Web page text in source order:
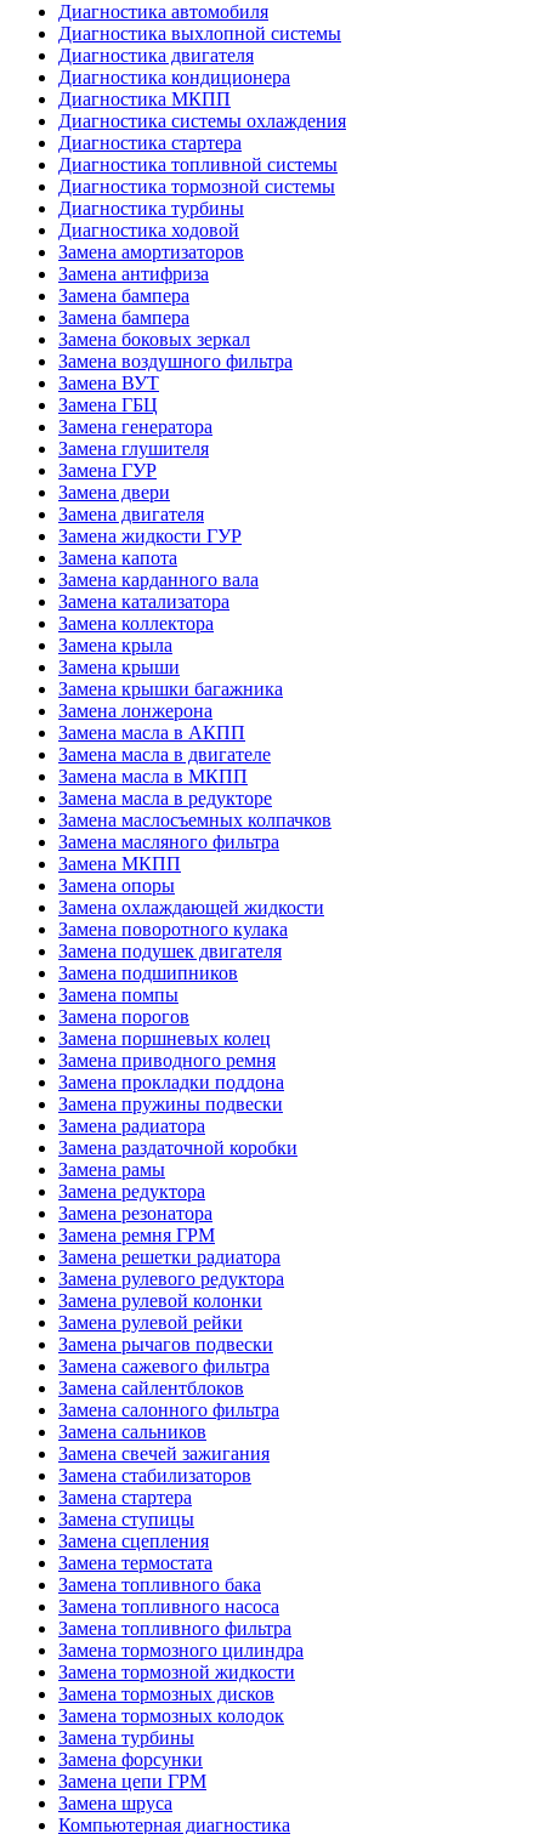
Диагностика автомобиля
Диагностика выхлопной системы
Диагностика двигателя
Диагностика кондиционера
Диагностика МКПП
Диагностика системы охлаждения
Диагностика стартера
Диагностика топливной системы
Диагностика тормозной системы
Диагностика турбины
Диагностика ходовой
Замена амортизаторов
Замена антифриза
Замена бампера
Замена бампера
Замена боковых зеркал
Замена воздушного фильтра
Замена ВУТ
Замена ГБЦ
Замена генератора
Замена глушителя
Замена ГУР
Замена двери
Замена двигателя
Замена жидкости ГУР
Замена капота
Замена карданного вала
Замена катализатора
Замена коллектора
Замена крыла
Замена крыши
Замена крышки багажника
Замена лонжерона
Замена масла в АКПП
Замена масла в двигателе
Замена масла в МКПП
Замена масла в редукторе
Замена маслосъемных колпачков
Замена масляного фильтра
Замена МКПП
Замена опоры
Замена охлаждающей жидкости
Замена поворотного кулака
Замена подушек двигателя
Замена подшипников
Замена помпы
Замена порогов
Замена поршневых колец
Замена приводного ремня
Замена прокладки поддона
Замена пружины подвески
Замена радиатора
Замена раздаточной коробки
Замена рамы
Замена редуктора
Замена резонатора
Замена ремня ГРМ
Замена решетки радиатора
Замена рулевого редуктора
Замена рулевой колонки
Замена рулевой рейки
Замена рычагов подвески
Замена сажевого фильтра
Замена сайлентблоков
Замена салонного фильтра
Замена сальников
Замена свечей зажигания
Замена стабилизаторов
Замена стартера
Замена ступицы
Замена сцепления
Замена термостата
Замена топливного бака
Замена топливного насоса
Замена топливного фильтра
Замена тормозного цилиндра
Замена тормозной жидкости
Замена тормозных дисков
Замена тормозных колодок
Замена турбины
Замена форсунки
Замена цепи ГРМ
Замена шруса
Компьютерная диагностика